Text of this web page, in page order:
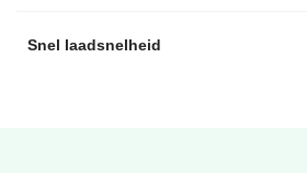
Snel laadsnelheid